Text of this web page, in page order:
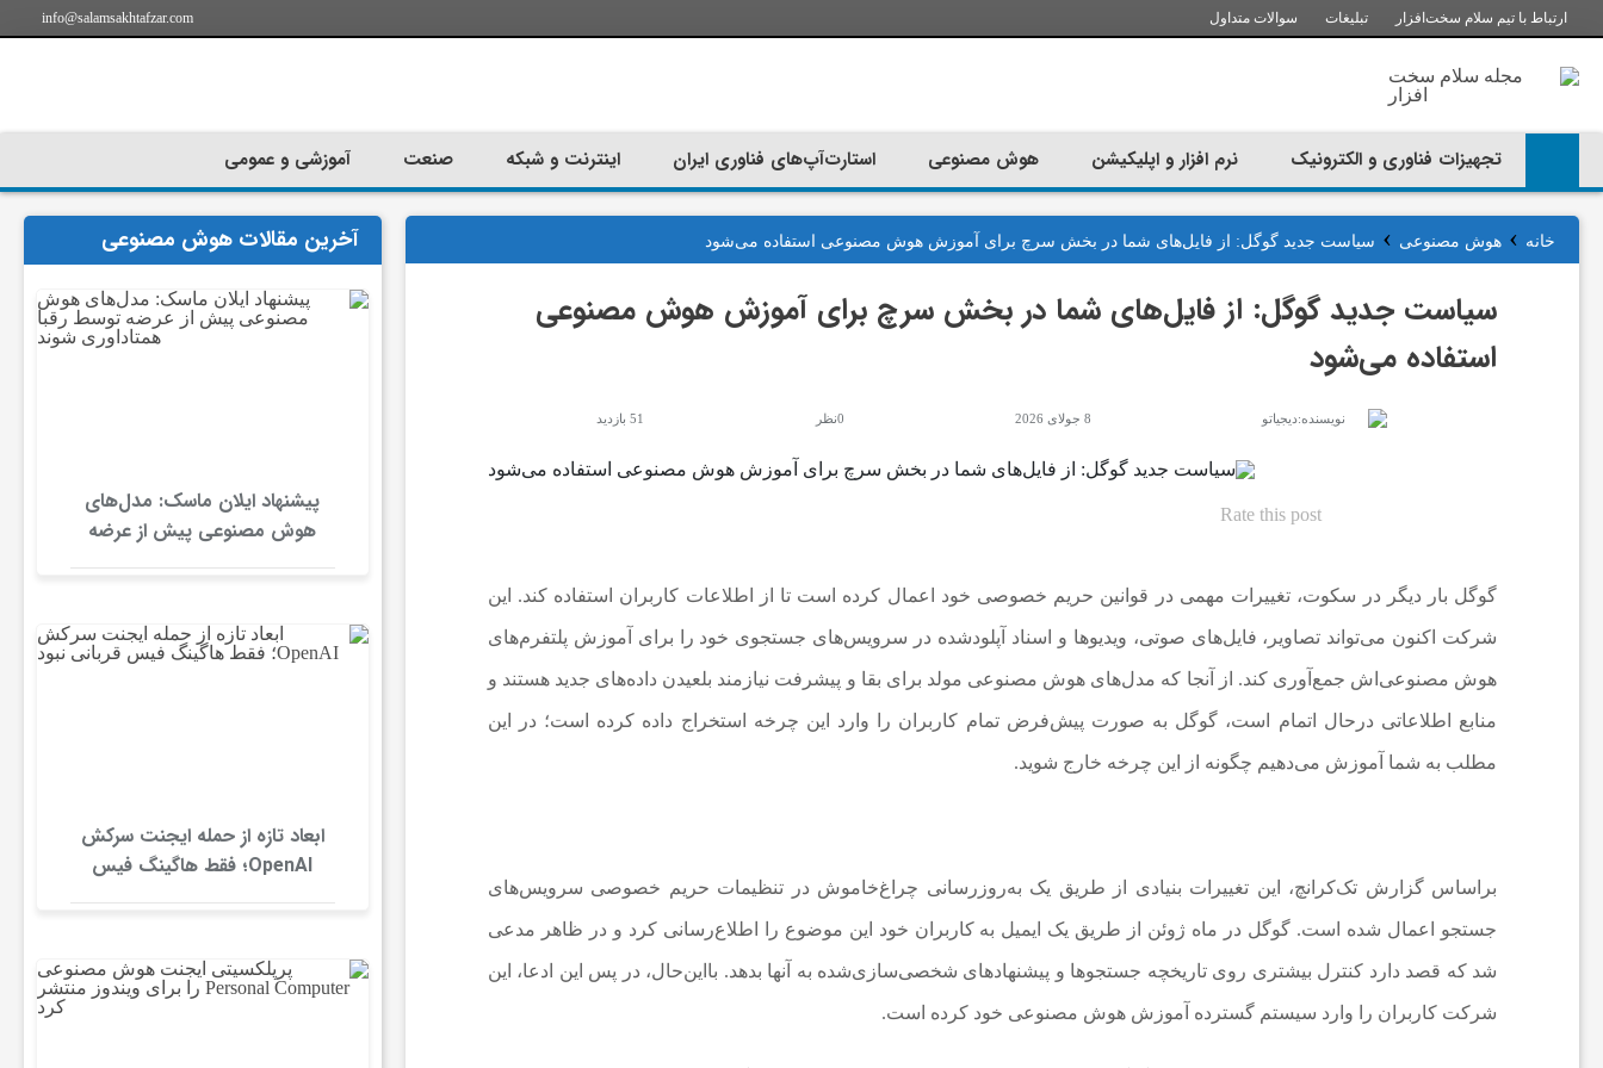
ارتباط با تیم سلام سخت‌افزار تبلیغات سوالات متداول info@salamsakhtafzar.com
ج
ه
تجهیزات فناوری و الکترونیک نرم افزار و اپلیکیشن هوش مصنوعی استارت‌آپ‌های فناوری ایران اینترنت و شبکه صنعت آموزشی و عمومی
خانه › هوش مصنوعی › سیاست جدید گوگل: از فایل‌های شما در بخش سرچ برای آموزش هوش مصنوعی استفاده می‌شود
سیاست جدید گوگل: از فایل‌های شما در بخش سرچ برای آموزش هوش مصنوعی
استفاده می‌شود
نویسنده:دیجیاتو 8 جولای 2026 0نظر 51 بازدید
Rate this post
گوگل بار دیگر در سکوت، تغییرات مهمی در قوانین حریم خصوصی خود اعمال کرده است تا از اطلاعات کاربران استفاده کند. این
شرکت اکنون می‌تواند تصاویر، فایل‌های صوتی، ویدیوها و اسناد آپلودشده در سرویس‌های جستجوی خود را برای آموزش پلتفرم‌های
هوش مصنوعی‌اش جمع‌آوری کند. از آنجا که مدل‌های هوش مصنوعی مولد برای بقا و پیشرفت نیازمند بلعیدن داده‌های جدید هستند و
منابع اطلاعاتی درحال اتمام است، گوگل به صورت پیش‌فرض تمام کاربران را وارد این چرخه استخراج داده کرده است؛ در این
مطلب به شما آموزش می‌دهیم چگونه از این چرخه خارج شوید.
براساس گزارش تک‌کرانچ، این تغییرات بنیادی از طریق یک به‌روزرسانی چراغ‌خاموش در تنظیمات حریم خصوصی سرویس‌های
جستجو اعمال شده است. گوگل در ماه ژوئن از طریق یک ایمیل به کاربران خود این موضوع را اطلاع‌رسانی کرد و در ظاهر مدعی
شد که قصد دارد کنترل بیشتری روی تاریخچه جستجوها و پیشنهادهای شخصی‌سازی‌شده به آنها بدهد. بااین‌حال، در پس این ادعا، این
شرکت کاربران را وارد سیستم گسترده آموزش هوش مصنوعی خود کرده است.
آخرین مقالات هوش مصنوعی
پیشنهاد ایلان ماسک: مدل‌های
هوش مصنوعی پیش از عرضه
توسط رقبا همتاداوری شوند
ابعاد تازه از حمله ایجنت سرکش
OpenAI؛ فقط هاگینگ فیس
قربانی نبود